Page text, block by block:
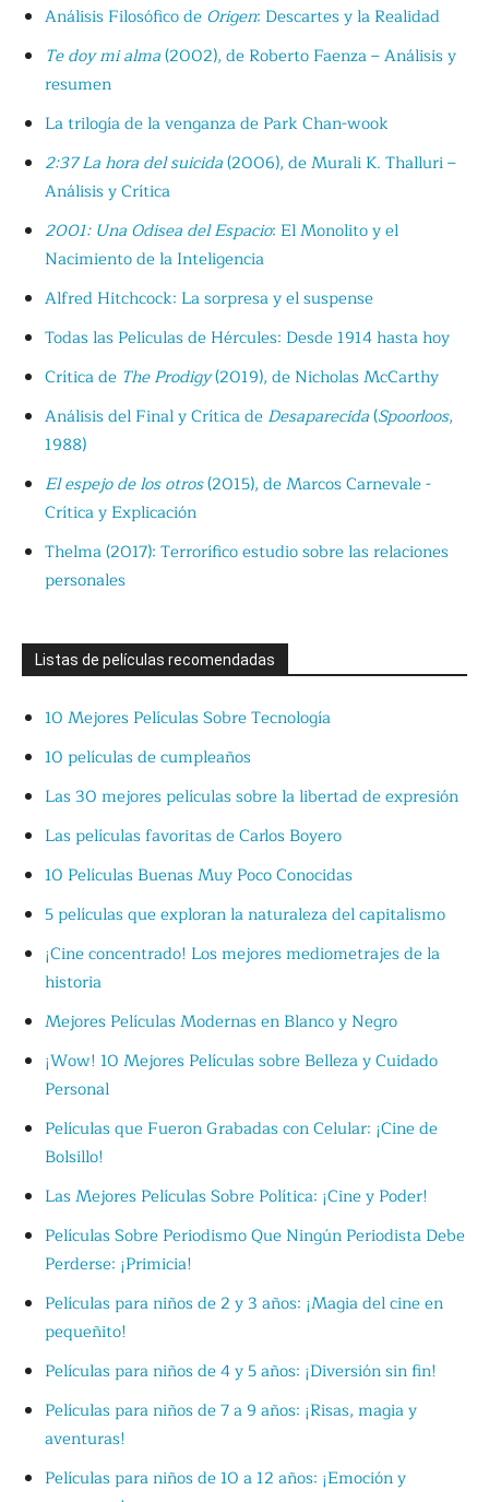
Análisis Filosófico de Origen: Descartes y la Realidad
Te doy mi alma(2002), de Roberto Faenza – Análisis y
resumen
La trilogía de la venganza de Park Chan-wook
2:37 La hora del suicida(2006), de Murali K. Thalluri –
Análisis y Crítica
2001: Una Odisea del Espacio: El Monolito y el
Nacimiento de la Inteligencia
Alfred Hitchcock: La sorpresa y el suspense
Todas las Películas de Hércules: Desde 1914 hasta hoy
Crítica de The Prodigy(2019), de Nicholas McCarthy
Análisis del Final y Crítica de Desaparecida(Spoorloos,
1988)
El espejo de los otros(2015), de Marcos Carnevale -
Crítica y Explicación
Thelma (2017): Terrorífico estudio sobre las relaciones
personales
Listas de películas recomendadas
10 Mejores Películas Sobre Tecnología
10 películas de cumpleaños
Las 30 mejores películas sobre la libertad de expresión
Las películas favoritas de Carlos Boyero
10 Películas Buenas Muy Poco Conocidas
5 películas que exploran la naturaleza del capitalismo
¡Cine concentrado! Los mejores mediometrajes de la
historia
Mejores Películas Modernas en Blanco y Negro
¡Wow! 10 Mejores Películas sobre Belleza y Cuidado
Personal
Películas que Fueron Grabadas con Celular: ¡Cine de
Bolsillo!
Las Mejores Películas Sobre Política: ¡Cine y Poder!
Películas Sobre Periodismo Que Ningún Periodista Debe
Perderse: ¡Primicia!
Películas para niños de 2 y 3 años: ¡Magia del cine en
pequeñito!
Películas para niños de 4 y 5 años: ¡Diversión sin fin!
Películas para niños de 7 a 9 años: ¡Risas, magia y
aventuras!
Películas para niños de 10 a 12 años: ¡Emoción y